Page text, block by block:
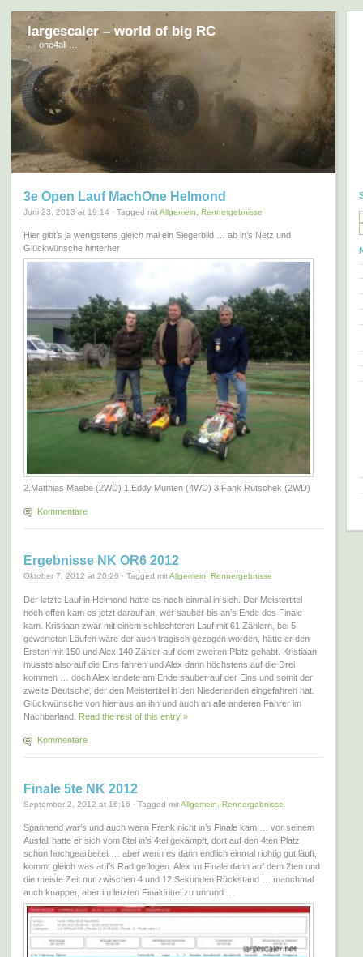
largescaler – world of big RC
… one4all …
3e Open Lauf MachOne Helmond
Juni 23, 2013 at 19:14 · Tagged mitAllgemein Rennergebnisse
Hier gibt’s ja wenigstens gleich mal ein Siegerbild … ab in’s Netz und
Glückwünsche hinterher
2.Matthias Maebe (2WD) 1.Eddy Munten (4WD) 3.Fank Rutschek (2WD)
Kommentare
Ergebnisse NK OR6 2012
Oktober 7, 2012 at 20:26 · Tagged mitAllgemein, Rennergebnisse
Der letzte Lauf in Helmond hatte es noch einmal in sich. Der Meistertitel
noch offen kam es jetzt darauf an, wer sauber bis an’s Ende des Finale
kam. Kristiaan zwar mit einem schlechteren Lauf mit 61 Zählern, bei 5
gewerteten Läufen wäre der auch tragisch gezogen worden, hätte er den
Ersten mit 150 und Alex 140 Zähler auf dem zweiten Platz gehabt. Kristiaan
musste also auf die Eins fahren und Alex dann höchstens auf die Drei
kommen … doch Alex landete am Ende sauber auf der Eins und somit der
zweite Deutsche, der den Meistertitel in den Niederlanden eingefahren hat.
Glückwünsche von hier aus an ihn und auch an alle anderen Fahrer im
Nachbarland. Read the rest of this entry »
Kommentare
Finale 5te NK 2012
September 2, 2012 at 16:16 · Tagged mitAllgemein Rennergebnisse
Spannend war’s und auch wenn Frank nicht in’s Finale kam … vor seinem
Ausfall hatte er sich vom 8tel in’s 4tel gekämpft, dort auf den 4ten Platz
schon hochgearbeitet … aber wenn es dann endlich einmal richtig gut läuft,
kommt gleich was auf’s Rad geflogen. Alex im Finale dann auf dem 2ten und
die meiste Zeit nur zwischen 4 und 12 Sekunden Rückstand … manchmal
auch knapper, aber im letzten Finaldrittel zu unrund …